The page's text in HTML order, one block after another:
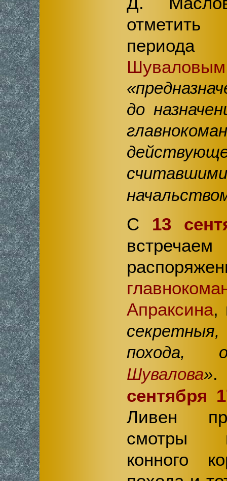
периода
Шуваловым
до
С 13
Апраксина,
Шувалова»
сентября
Ливен
смотры
конного